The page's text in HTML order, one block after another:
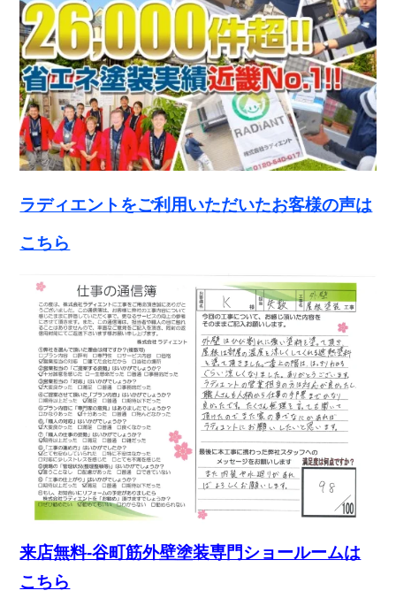
ラディエントをご利用いただいたお客様の声は
こちら
来店無料-谷町筋外壁塗装専門ショールームは
こちら